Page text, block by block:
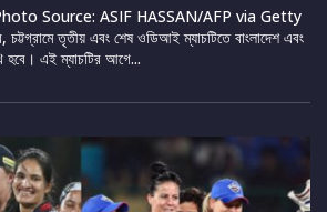
Source: ASIF HASSAN/AFP via Getty
তৃতীয় এবং শেষ ওডিআই ম্যাচটিতে বাংলাদেশ এবং
হবে। এই ম্যাচটির আগে...